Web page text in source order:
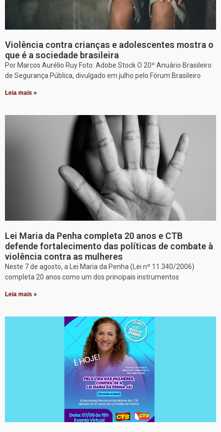
Violência contra crianças e adolescentes mostra o
que é a sociedade brasileira
Por Marcos Aurélio Ruy Foto: Adobe Stock O 20º Anuário Brasileiro
de Segurança Pública, divulgado em julho pelo Fórum Brasileiro
Leia mais »
Lei Maria da Penha completa 20 anos e CTB
defende fortalecimento das políticas de combate à
violência contra as mulheres
Neste 7 de agosto, a Lei Maria da Penha (Lei nº 11.340/2006)
completa 20 anos como um dos principais instrumentos
Leia mais »